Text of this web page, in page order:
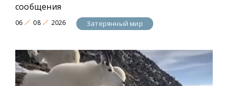
сообщения
06 08 2026 Затерянный мир